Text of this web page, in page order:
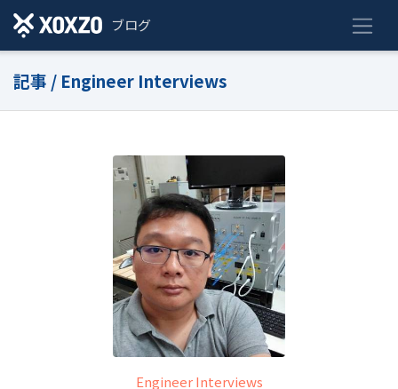
ブログ
記事 / Engineer Interviews
Engineer Interviews